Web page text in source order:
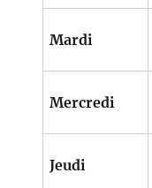
Mardi
Mercredi
Jeudi